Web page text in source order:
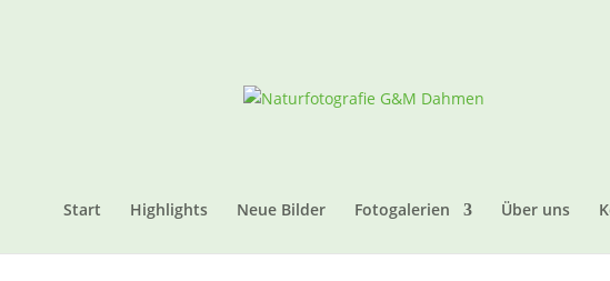
Start Highlights Neue Bilder Fotogalerien Über uns